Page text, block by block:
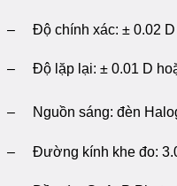
– Độ chính xác: ± 0.02 D
– Độ lặp lại: ± 0.01 D
– Nguồn sáng: đèn
– Đường kính khe đo: 3.0